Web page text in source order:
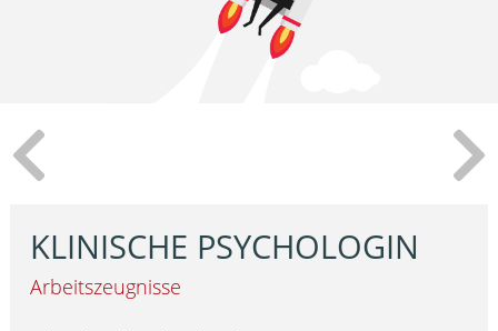
KLINISCHE PSYCHOLOGIN
Arbeitszeugnisse